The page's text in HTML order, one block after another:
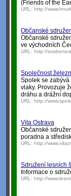
(Friends of the
URL: http://
Občanské
Občanské
ve východních
URL: http://
Společnost
Spolek se
vlaky. Provozuje
dráhu a drážní
URL: http://
Vita Ostrava
Občanské
poradna a
URL: http://
Sdružení lesních
Informace o
URL: http://